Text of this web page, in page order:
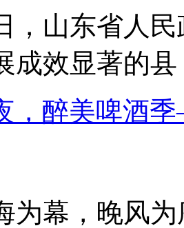
山东省人民
成效显著的
，醉美啤酒
幕，晚风为